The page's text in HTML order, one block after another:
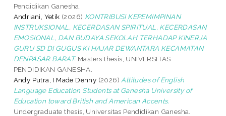
Pendidikan Ganesha.
Andriani, Yetik (2026) KONTRIBUSI KEPEMIMPINAN
INSTRUKSIONAL, KECERDASAN SPIRITUAL, KECERDASAN
EMOSIONAL, DAN BUDAYA SEKOLAH TERHADAP KINERJA
GURU SD DI GUGUS KI HAJAR DEWANTARA KECAMATAN
DENPASAR BARAT. Masters thesis, UNIVERSITAS
PENDIDIKAN GANESHA.
Andy Putra, I Made Denny (2026) Attitudes of English
Language Education Students at Ganesha University of
Education toward British and American Accents.
Undergraduate thesis, Universitas Pendidikan Ganesha.